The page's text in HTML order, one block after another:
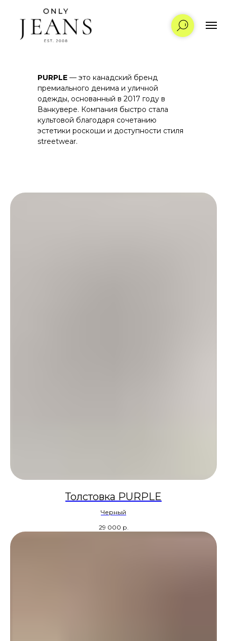
PURPLE — это канадский бренд
премиального денима и уличной
одежды, основанный в 2017 году в
Ванкувере. Компания быстро стала
культовой благодаря сочетанию
эстетики роскоши и доступности стиля
streetwear.
Толстовка PURPLE
Черный
29 000 р.